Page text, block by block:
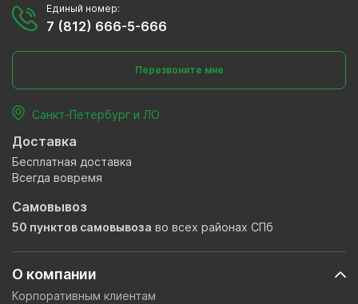
О компании
Корпоративным клиентам
Единый номер:
7 (812) 666-5-666
Перезвоните мне
Санкт-Петербург и ЛО
Доставка
Бесплатная доставка
Всегда вовремя
Самовывоз
50 пунктов самовывоза во всех районах СПб